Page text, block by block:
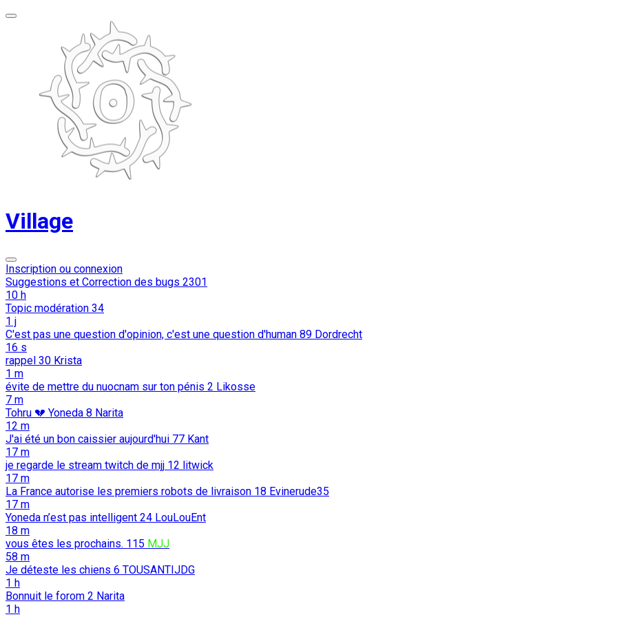
Village
Inscription ou connexion
Suggestions et Correction des bugs 2301
10 h
Topic modération 34
1 j
C'est pas une question d'opinion, c'est une question d'human 89 Dordrecht
16 s
rappel 30 Krista
1 m
évite de mettre du nuocnam sur ton pénis 2 Likosse
7 m
Tohru 💔 Yoneda 8 Narita
12 m
J'ai été un bon caissier aujourd'hui 77 Kant
17 m
je regarde le stream twitch de mjj 12 litwick
17 m
La France autorise les premiers robots de livraison 18 Evinerude35
17 m
Yoneda n’est pas intelligent 24 LouLouEnt
18 m
vous êtes les prochains. 115 MJJ
58 m
Je déteste les chiens 6 TOUSANTIJDG
1 h
Bonnuit le forom 2 Narita
1 h